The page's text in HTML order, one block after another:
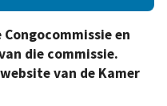
en
die commissie.
van de Kamer